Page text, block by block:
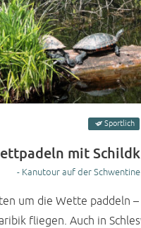
Sportlich
mit
- Kanutour auf der
um die Wette paddeln
fliegen. Auch in